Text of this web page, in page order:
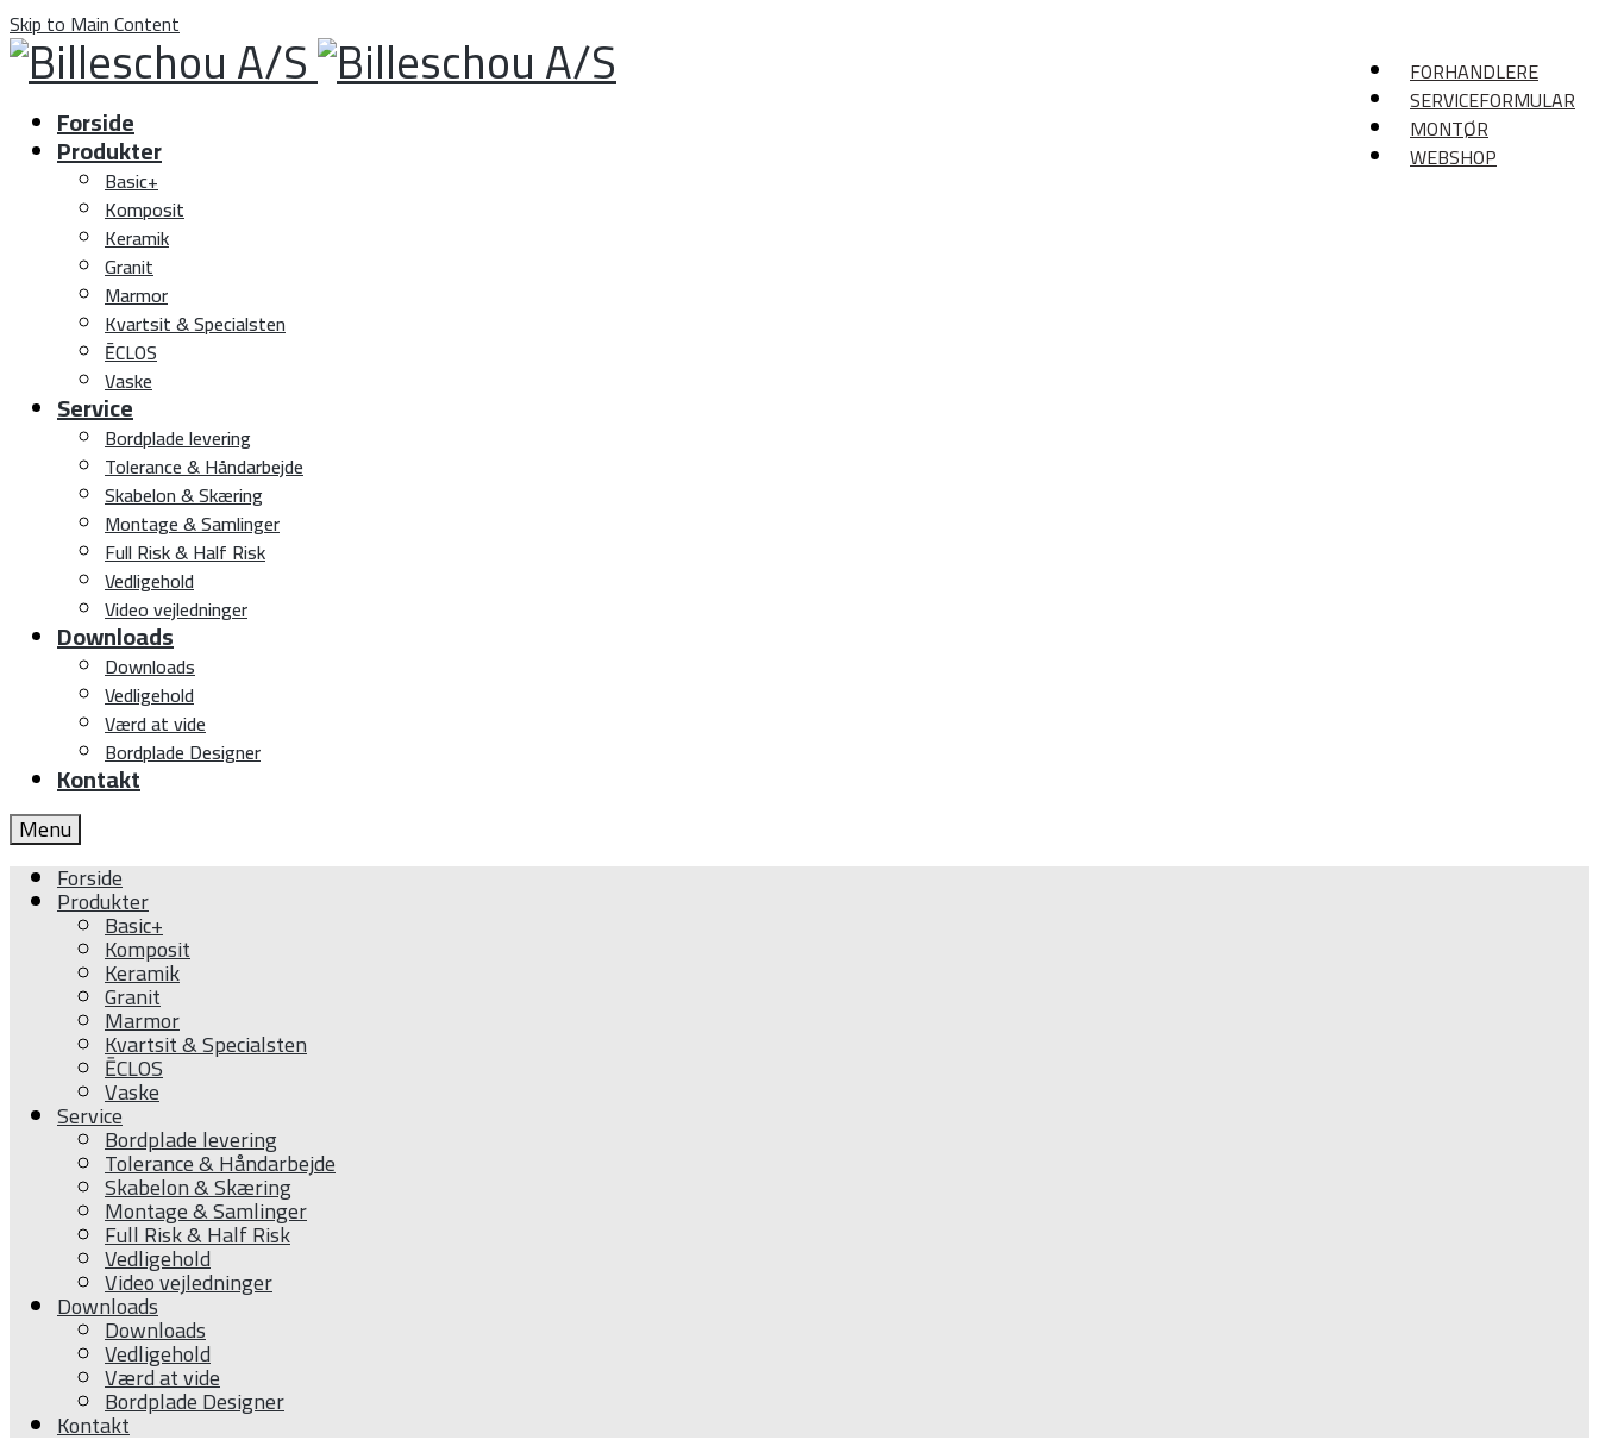
Skip to Main Content
FORHANDLERE
SERVICEFORMULAR
MONTØR
WEBSHOP
Forside
Produkter
Basic+
Komposit
Keramik
Granit
Marmor
Kvartsit & Specialsten
ĒCLOS
Vaske
Service
Bordplade levering
Tolerance & Håndarbejde
Skabelon & Skæring
Montage & Samlinger
Full Risk & Half Risk
Vedligehold
Video vejledninger
Downloads
Downloads
Vedligehold
Værd at vide
Bordplade Designer
Kontakt
Menu
Forside
Produkter
Basic+
Komposit
Keramik
Granit
Marmor
Kvartsit & Specialsten
ĒCLOS
Vaske
Service
Bordplade levering
Tolerance & Håndarbejde
Skabelon & Skæring
Montage & Samlinger
Full Risk & Half Risk
Vedligehold
Video vejledninger
Downloads
Downloads
Vedligehold
Værd at vide
Bordplade Designer
Kontakt